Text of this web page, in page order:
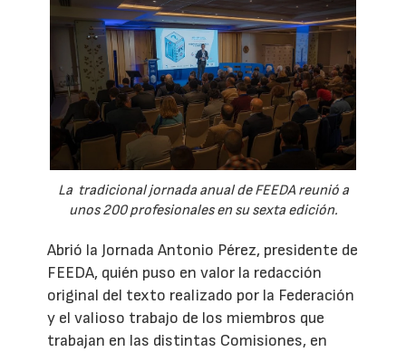
La tradicional jornada anual de FEEDA reunió a
unos 200 profesionales en su sexta edición.
Abrió la Jornada Antonio Pérez, presidente de
FEEDA, quién puso en valor la redacción
original del texto realizado por la Federación
y el valioso trabajo de los miembros que
trabajan en las distintas Comisiones, en